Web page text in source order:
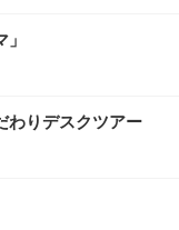
わりデスクツアー